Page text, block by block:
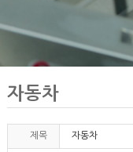
자동차
제목 자동차